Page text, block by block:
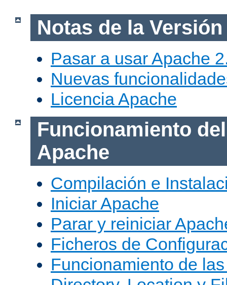
Notas de la Versión
Pasar a usar Apache
Nuevas
Licencia Apache
Funcionamiento
Apache
Compilación e
Iniciar Apache
Parar y reiniciar
Ficheros de
Funcionamiento de